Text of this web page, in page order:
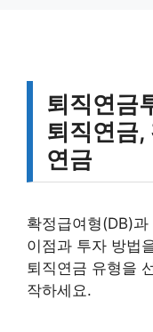
퇴직연금
퇴직연금,
연금
확정급여형(DB)
이점과 투자 방법
퇴직연금 유형을
작하세요.